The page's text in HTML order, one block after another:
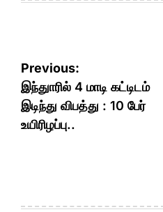
Post
navigation
Previous:
இந்துாரில் 4 மாடி கட்டிடம்
இடிந்து விபத்து : 10 பேர்
உயிரிழப்பு..